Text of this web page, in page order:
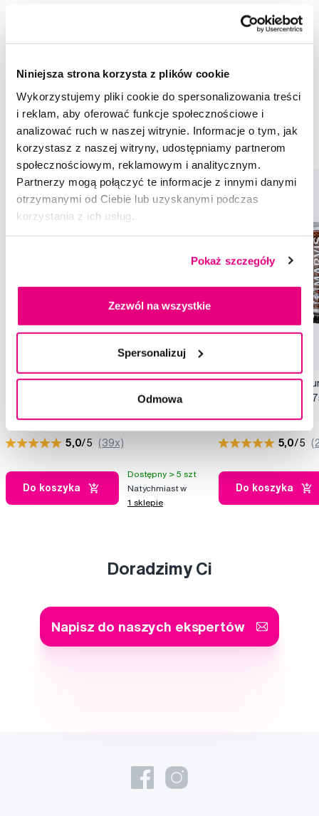
Niniejsza strona korzysta z plików cookie
Wykorzystujemy pliki cookie do spersonalizowania treści
i reklam, aby oferować funkcje społecznościowe i
analizować ruch w naszej witrynie. Informacje o tym, jak
korzystasz z naszej witryny, udostępniamy partnerom
społecznościowym, reklamowym i analitycznym.
Partnerzy mogą połączyć te informacje z innymi danymi
otrzymanymi od Ciebie lub uzyskanymi podczas
korzystania z ich usług.
Pokaż szczegóły
Zezwól na wszystkie
Spersonalizuj
Odmowa
Rekomendowane produkty
Pasty do zębów Pasty do zębów dla dorosłych
Stylowe pasty do zębów Pasty do zębów Marvis
Pasty do zębów dla dorosłych Marvis
Stylowe pasty do zębów Marvis
MARVIS Jasmin Mint, pasta do zębów z
33,50 Zł
5,0/5 (39x)
Do koszyka
Dostępny > 5 szt
Natychmiast w
1 sklepie
MARVIS Sweet &
zębów z ksylitolem,
33,50 Zł
5,0/5
Do koszyka
Doradzimy Ci
Napisz do naszych ekspertów